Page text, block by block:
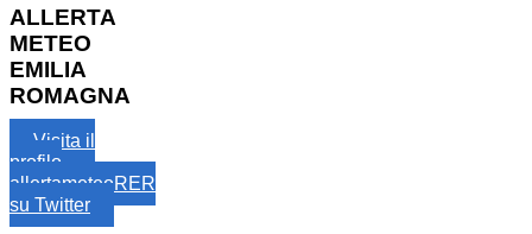
ALLERTA
METEO
EMILIA
ROMAGNA
Visita il
profilo
allertameteoRER
su Twitter